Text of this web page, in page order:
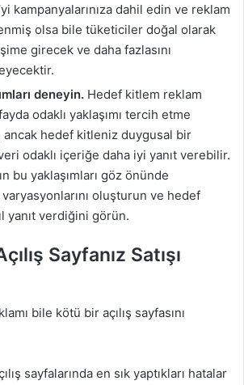
kampanyalarınıza dahil edin ve reklam
olsa bile tüketiciler doğal olarak
girecek ve daha fazlasını
deneyin. Hedef kitlem reklam
odaklı yaklaşımı tercih etme
hedef kitleniz duygusal bir
odaklı içeriğe daha iyi yanıt verebilir.
bu yaklaşımları göz önünde
oluşturun ve hedef
yanıt verdiğini görün.
Sayfanız Satışı
bile kötü bir açılış sayfasını
sayfalarında en sık yaptıkları hatalar